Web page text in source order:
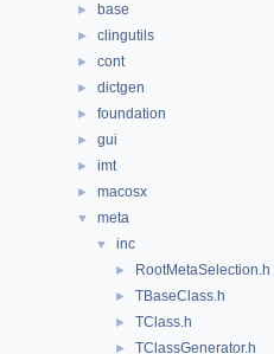
► base
► clingutils
► cont
► dictgen
► foundation
► gui
► imt
► macosx
▼ meta
▼ inc
► RootMetaSelection.h
► TBaseClass.h
► TClass.h
► TClassGenerator.h